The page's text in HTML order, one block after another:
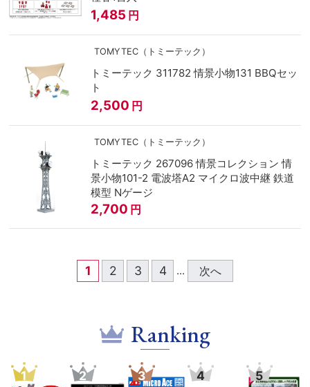
1,485 円
TOMYTEC（トミーテック）
トミーテック 311782 情景小物131 BBQセッ
ト
2,500 円
TOMYTEC（トミーテック）
トミーテック 267096 情景コレクション 情
景小物101-2 電波塔A2 マイクロ波中継 鉄道
模型 Nゲージ
2,700 円
1 2 3 4 ... 次へ
Ranking
1 2 3 4 5